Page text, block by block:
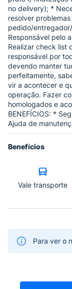
no delivery); *
resolver
pedido/
Responsável pelo
Realizar check list
responsável por
devendo manter
perfeitamente,
vir a acontecer e
operação. Fazer
homologados e
BENEFÍCIOS: *
Ajuda de
Benefícios
Vale transporte
Para ver o